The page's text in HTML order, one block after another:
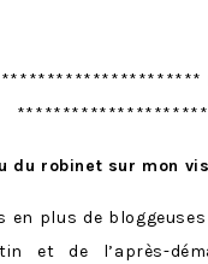
du robinet sur mon
en plus de
et de l’après-